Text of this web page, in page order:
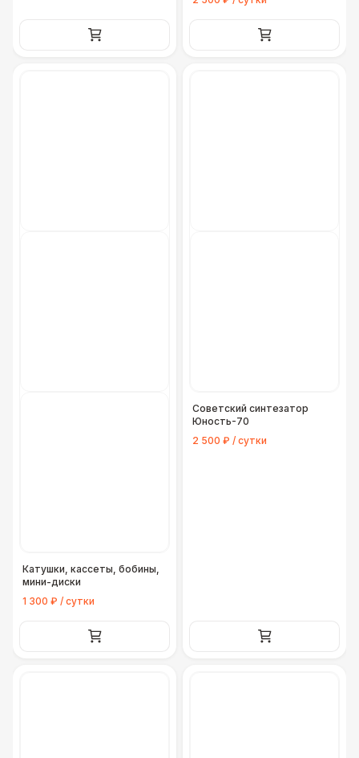
Катушки, кассеты, бобины,
мини-диски
1 300 ₽ / сутки
Советский синтезатор
Юность-70
2 500 ₽ / сутки